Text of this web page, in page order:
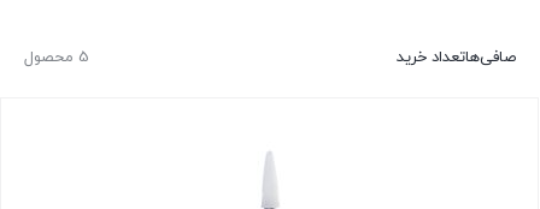
5 محصول صافی‌هاتعداد خرید